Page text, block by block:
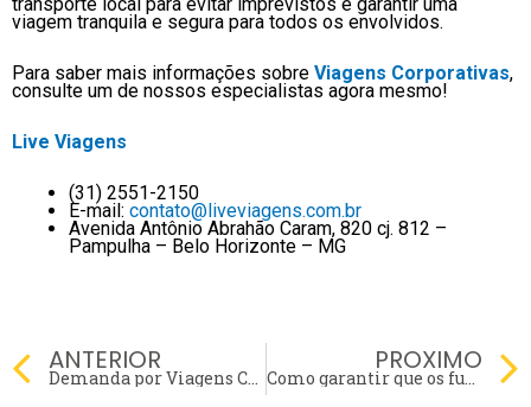
viagem tranquila e segura para todos os envolvidos.
Para saber mais informações sobre Viagens Corporativas,
consulte um de nossos especialistas agora mesmo!
Live Viagens
(31) 2551-2150
E-mail: contato@liveviagens.com.br
Avenida Antônio Abrahão Caram, 820 cj. 812 –
Pampulha – Belo Horizonte – MG
Prev
ANTERIOR
Demanda por Viagens Corporativas cresce em 80% nos três primeiros meses deste ano!
PROXIMO
Como garantir que os funcionários estejam seguros durante as viagens corporativas?